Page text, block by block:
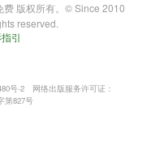
版权所有。© Since 2010
reserved.
引
号-2
网络出版服务许可证：
第827号